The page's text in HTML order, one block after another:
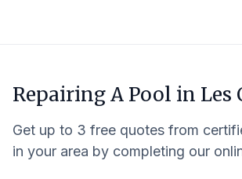
Repairing A Pool in Les
Get up to 3 free quotes from
in your area by completing our